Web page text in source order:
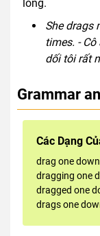
lòng.
She drags
times. -
dối tôi rất
Grammar
Các Dạng
drag one down
dragging one
dragged one
drags one